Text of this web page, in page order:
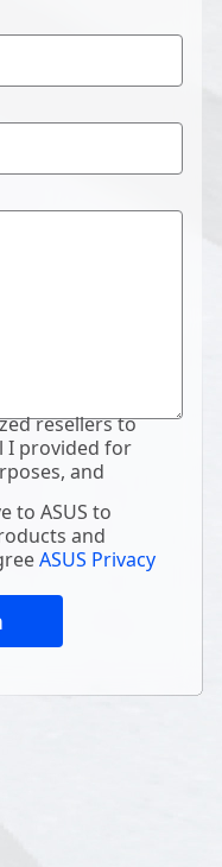
resellers to
I provided for
and
to ASUS to
and
ASUS Privacy